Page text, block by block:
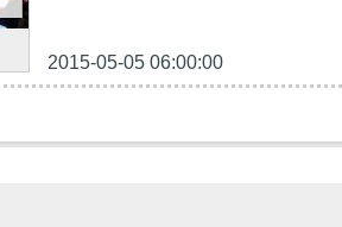
2015-05-05 06:00:00